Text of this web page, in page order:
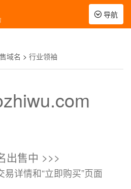
Toggle
navigation
导航
域名 > 行业领袖
出售中 >>>
详情和“立即购买”页面